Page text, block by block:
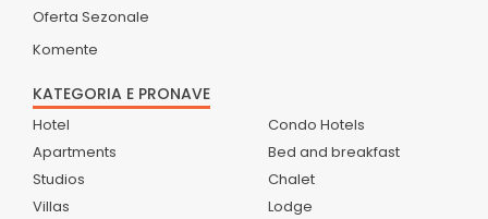
Oferta Sezonale
Komente
KATEGORIA E PRONAVE
Hotel
Apartments
Studios
Villas
Condo Hotels
Bed and breakfast
Chalet
Lodge